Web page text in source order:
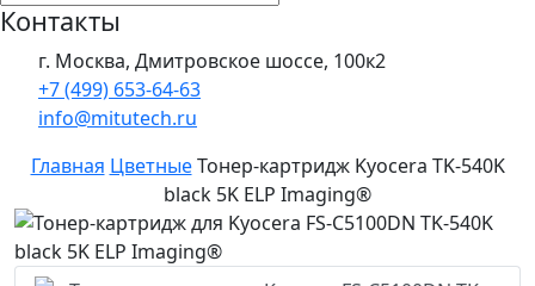
Контакты
г. Москва, Дмитровское шоссе, 100к2
+7 (499) 653-64-63
info@mitutech.ru
Главная Цветные Тонер-картридж Kyocera TK-540K
black 5K ELP Imaging®